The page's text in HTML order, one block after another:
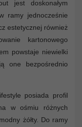
jest doskonałym
ramy jednocześnie
estetycznej również
kartonowego
powstaje niewielki
one bezpośrednio
posiada profil
w ośmiu różnych
żółty. Do ramy